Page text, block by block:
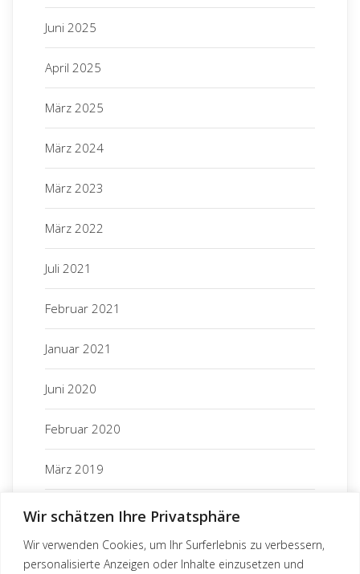
Wir schätzen Ihre Privatsphäre
Wir verwenden Cookies, um Ihr Surferlebnis zu verbessern,
personalisierte Anzeigen oder Inhalte einzusetzen und
Juni 2025
April 2025
März 2025
März 2024
März 2023
März 2022
Juli 2021
Februar 2021
Januar 2021
Juni 2020
Februar 2020
März 2019
März 2018
November 2017
Deutsches Stiftungszentrum GmbH
Regionalbüro München
Seiten
News
News
Whispering Seed – Sommerbericht 2026
Solar System für das Training Center
Abonniere unseren Newsletter